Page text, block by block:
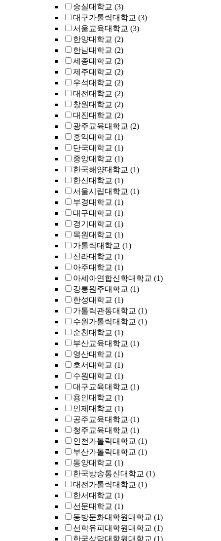
숭실대학교 (3)
대구가톨릭대학교 (3)
서울교육대학교 (3)
한양대학교 (2)
한남대학교 (2)
세종대학교 (2)
제주대학교 (2)
우석대학교 (2)
대전대학교 (2)
창원대학교 (2)
대진대학교 (2)
광주교육대학교 (2)
홍익대학교 (1)
단국대학교 (1)
중앙대학교 (1)
한국해양대학교 (1)
한신대학교 (1)
서울시립대학교 (1)
부경대학교 (1)
대구대학교 (1)
경기대학교 (1)
목원대학교 (1)
가톨릭대학교 (1)
신라대학교 (1)
아주대학교 (1)
아세아연합신학대학교 (1)
강릉원주대학교 (1)
한성대학교 (1)
가톨릭관동대학교 (1)
수원가톨릭대학교 (1)
순천대학교 (1)
부산교육대학교 (1)
영산대학교 (1)
호서대학교 (1)
수원대학교 (1)
대구교육대학교 (1)
용인대학교 (1)
인제대학교 (1)
공주교육대학교 (1)
청주교육대학교 (1)
인천가톨릭대학교 (1)
부산가톨릭대학교 (1)
동양대학교 (1)
한국방송통신대학교 (1)
대전가톨릭대학교 (1)
한서대학교 (1)
선문대학교 (1)
동방문화대학원대학교 (1)
선학유피대학원대학교 (1)
한국상담대학원대학교 (1)